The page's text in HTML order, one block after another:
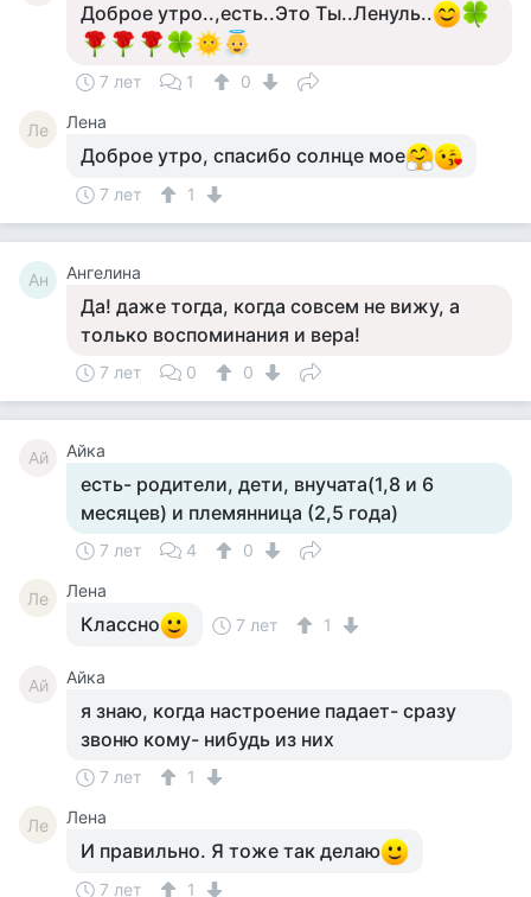
Доброе утро..,есть..Это Ты..Ленуль..
7 лет 1 0
Ле Лена
Доброе утро, спасибо солнце мое
7 лет 1
Ан Ангелина
Да! даже тогда, когда совсем не вижу, а
только воспоминания и вера!
7 лет 0 0
Ай Айка
есть- родители, дети, внучата(1,8 и 6
месяцев) и племянница (2,5 года)
7 лет 4 0
Ле Лена
Классно 7 лет 1
Ай Айка
я знаю, когда настроение падает- сразу
звоню кому- нибудь из них
7 лет 1
Ле Лена
И правильно. Я тоже так делаю
7 лет 1